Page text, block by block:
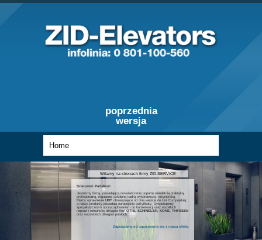
poprzednia
wersja
Witamy na stronach firmy ZID-SERVICE
Szanowni Państwo!
Jesteśmy firmą, posiadającą doświadczenie poparte wieloletnią praktyką,
profesjonalną, regularnie szkoloną kadrą wykonawczą i inżynierską.
Mamy uprawnieniaUDT obowiązujące od dnia wejścia do Unii Europejskiej,
a nasze produkty posiadają europejskie certyfikaty. Dysponujemy
specjalistycznym oprzyrządowaniem do konserwacji oraz wszelkich
napraw i remontów dźwigów firmOTIS, SCHINDLER, KONE, THYSSEN
oraz wszystkich dźwigów polskich.
Zapraszamy od zapoznania się z nasza ofertą